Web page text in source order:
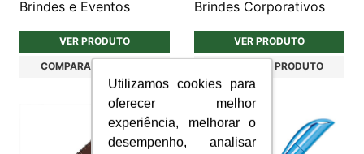
Utilizamos cookies para
oferecer melhor
experiência, melhorar o
desempenho, analisar
Brindes e Eventos
VER PRODUTO
COMPARAR PRODUTO
Brindes Corporativos
VER PRODUTO
COMPARAR PRODUTO